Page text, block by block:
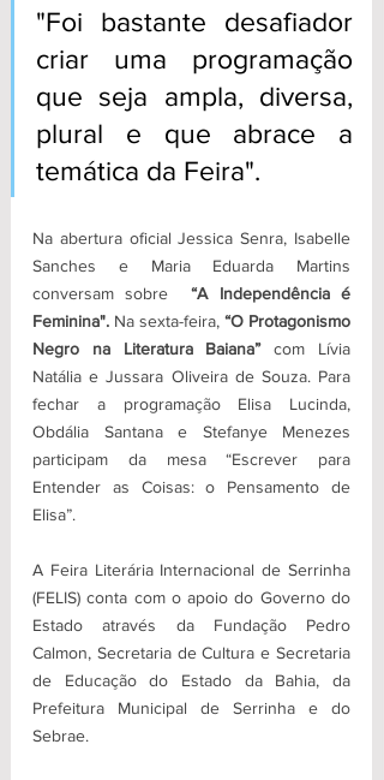
"Foi bastante desafiador
criar uma programação
que seja ampla, diversa,
plural e que abrace a
temática da Feira".
Na abertura oficial Jessica Senra, Isabelle
Sanches e Maria Eduarda Martins
conversam sobre “A Independência é
Feminina". Na sexta-feira, “O Protagonismo
Negro na Literatura Baiana” com Lívia
Natália e Jussara Oliveira de Souza. Para
fechar a programação Elisa Lucinda,
Obdália Santana e Stefanye Menezes
participam da mesa “Escrever para
Entender as Coisas: o Pensamento de
Elisa”.
A Feira Literária Internacional de Serrinha
(FELIS) conta com o apoio do Governo do
Estado através da Fundação Pedro
Calmon, Secretaria de Cultura e Secretaria
de Educação do Estado da Bahia, da
Prefeitura Municipal de Serrinha e do
Sebrae.